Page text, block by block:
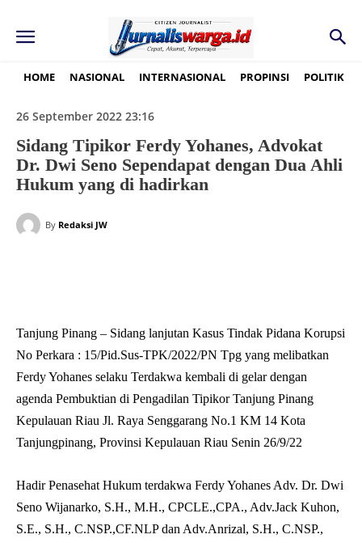
HOME NASIONAL INTERNASIONAL PROPINSI POLITIK
26 September 2022 23:16
Sidang Tipikor Ferdy Yohanes, Advokat
Dr. Dwi Seno Sependapat dengan Dua Ahli
Hukum yang di hadirkan
By Redaksi JW
Tanjung Pinang – Sidang lanjutan Kasus Tindak Pidana Korupsi
No Perkara : 15/Pid.Sus-TPK/2022/PN Tpg yang melibatkan
Ferdy Yohanes selaku Terdakwa kembali di gelar dengan
agenda Pembuktian di Pengadilan Tipikor Tanjung Pinang
Kepulauan Riau Jl. Raya Senggarang No.1 KM 14 Kota
Tanjungpinang, Provinsi Kepulauan Riau Senin 26/9/22
Hadir Penasehat Hukum terdakwa Ferdy Yohanes Adv. Dr. Dwi
Seno Wijanarko, S.H., M.H., CPCLE.,CPA., Adv.Jack Kuhon,
S.E., S.H., C.NSP.,CF.NLP dan Adv.Anrizal, S.H., C.NSP.,